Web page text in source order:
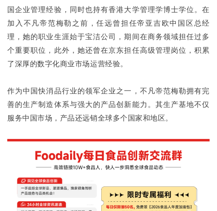
国企业管理经验，同时也持有香港大学管理学博士学位。在
加入不凡帝范梅勒之前，任远曾担任帝亚吉欧中国区总经
理，她的职业生涯始于宝洁公司，期间在商务领域担任过多
个重要职位，此外，她还曾在京东担任高级管理岗位，积累
了深厚的数字化商业市场运营经验。
作为中国快消品行业的领军企业之一，不凡帝范梅勒拥有完
善的生产制造体系与强大的产品创新能力。其生产基地不仅
服务中国市场，产品还远销全球多个国家和地区。